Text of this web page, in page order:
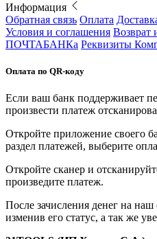
Информация
Обратная связь Оплата
Условия и соглашения Возврат
ПОЧТАБАНКа Реквизиты
Оплата по QR-коду
Если ваш банк поддерживает
произвести платеж
Откройте приложение своего
раздел платежей, выберите
Откройте сканер и
произведите платеж.
После зачисления денег на
изменив его статус, а так же